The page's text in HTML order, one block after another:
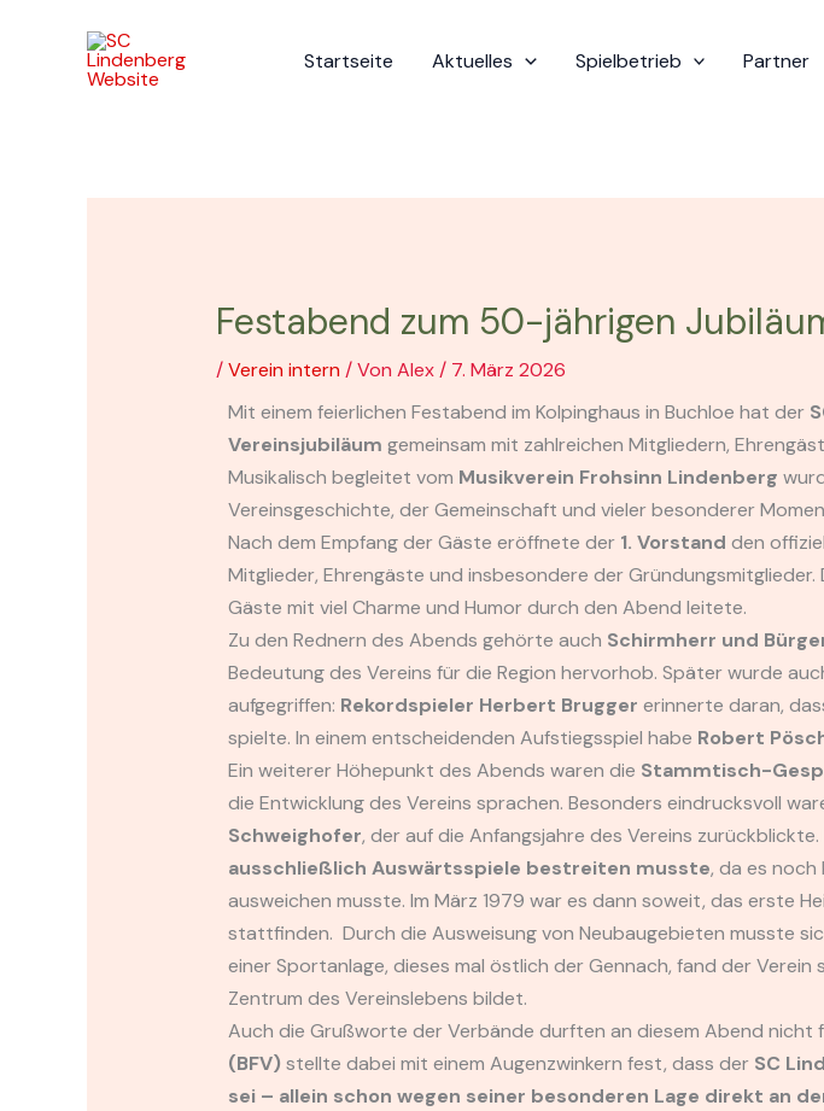
Startseite Aktuelles Spielbetrieb Partner
Festabend zum 50-jährigen
/Verein intern / Von Alex/ 7. März 2026
Mit einem feierlichen Festabend im Kolpinghaus in Buchloe hat der
Vereinsjubiläum gemeinsam mit zahlreichen Mitgliedern,
Musikalisch begleitet vom Musikverein Frohsinn Lindenberg
Vereinsgeschichte, der Gemeinschaft und vieler besonderer
Nach dem Empfang der Gäste eröffnete der 1. Vorstand den
Mitglieder, Ehrengäste und insbesondere der
Gäste mit viel Charme und Humor durch den Abend leitete.
Zu den Rednern des Abends gehörte auch Schirmherr und
Bedeutung des Vereins für die Region hervorhob. Später wurde
aufgegriffen: Rekordspieler Herbert Brugger erinnerte daran,
spielte. In einem entscheidenden Aufstiegsspiel habe Robert
Ein weiterer Höhepunkt des Abends waren die Stammtisch-
die Entwicklung des Vereins sprachen. Besonders eindrucksvoll
Schweighofer, der auf die Anfangsjahre des Vereins
ausschließlich Auswärtsspiele bestreiten musste, da es noch
ausweichen musste. Im März 1979 war es dann soweit, das erste
stattfinden. Durch die Ausweisung von Neubaugebieten musste
einer Sportanlage, dieses mal östlich der Gennach, fand der Verein
Zentrum des Vereinslebens bildet.
Auch die Grußworte der Verbände durften an diesem Abend nicht
(BFV) stellte dabei mit einem Augenzwinkern fest, dass der SC
sei – allein schon wegen seiner besonderen Lage direkt an